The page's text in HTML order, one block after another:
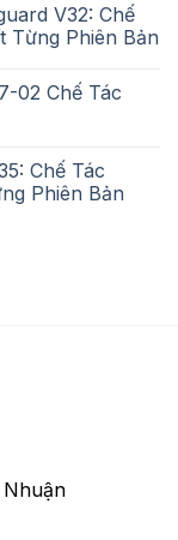
V32: Chế
Từng Phiên Bản
02 Chế Tác
Chế Tác
Phiên Bản
Nhuận